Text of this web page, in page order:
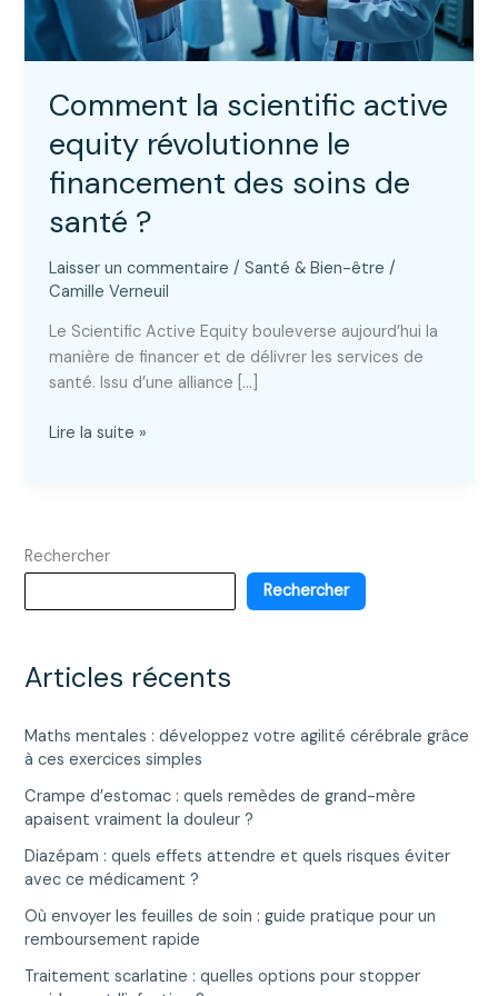
Comment la scientific active
equity révolutionne le
financement des soins de
santé ?
Laisser un commentaire /Santé & Bien-être /
Camille Verneuil
Le Scientific Active Equity bouleverse aujourd’hui la
manière de financer et de délivrer les services de
santé. Issu d’une alliance […]
Comment
révolutionne
financement
soins
de
?
Lire la suite »
Rechercher
Rechercher
Articles récents
Maths mentales : développez votre agilité cérébrale grâce
à ces exercices simples
Crampe d’estomac : quels remèdes de grand-mère
apaisent vraiment la douleur ?
Diazépam : quels effets attendre et quels risques éviter
avec ce médicament ?
Où envoyer les feuilles de soin : guide pratique pour un
remboursement rapide
Traitement scarlatine : quelles options pour stopper